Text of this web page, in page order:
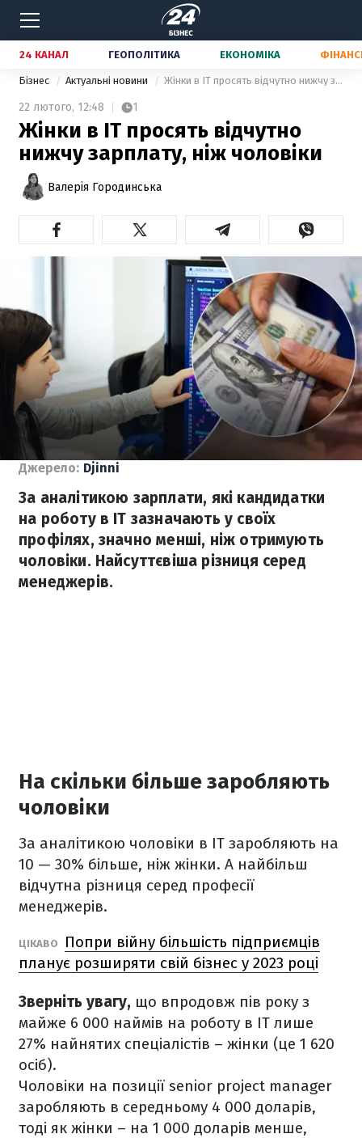
24 КАНАЛ ГЕОПОЛІТИКА ЕКОНОМІКА
Бізнес Актуальні новини Жінки в ІТ просять відчутно нижчу зарплату, ніж чоловіки
22 лютого, 12:48 1
Жінки в ІТ просять відчутно
нижчу зарплату, ніж чоловіки
Валерія Городинська
Джерело: Djinni
За аналітикою зарплати, які кандидатки
на роботу в IT зазначають у своїх
профілях, значно менші, ніж отримують
чоловіки. Найсуттєвіша різниця серед
менеджерів.
На скільки більше заробляють
чоловіки
За аналітикою чоловіки в ІТ заробляють на
10 — 30% більше, ніж жінки. А найбільш
відчутна різниця серед професії
менеджерів.
ЦІКАВО
Попри війну більшість підприємців
планує розширяти свій бізнес у 2023 році
Зверніть увагу, що впродовж пів року з
майже 6 000 наймів на роботу в IT лише
27% найнятих спеціалістів – жінки (це 1 620
осіб).
Чоловіки на позиції senior project manager
заробляють в середньому 4 000 доларів,
тоді як жінки – на 1 000 доларів менше,